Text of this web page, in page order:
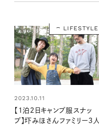
LIFESTYLE
2023.10.11
【1泊2日キャンプ服スナッ
プ】圷みほさんファミリー3人